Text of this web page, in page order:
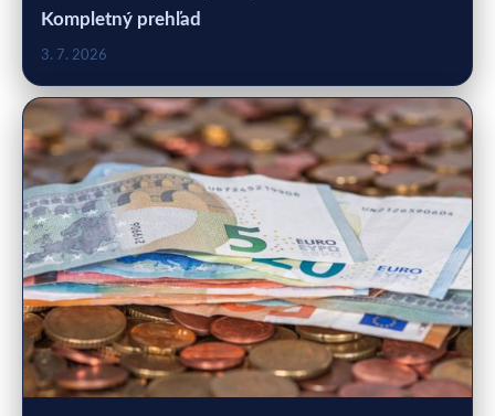
Kompletný prehľad
3. 7. 2026